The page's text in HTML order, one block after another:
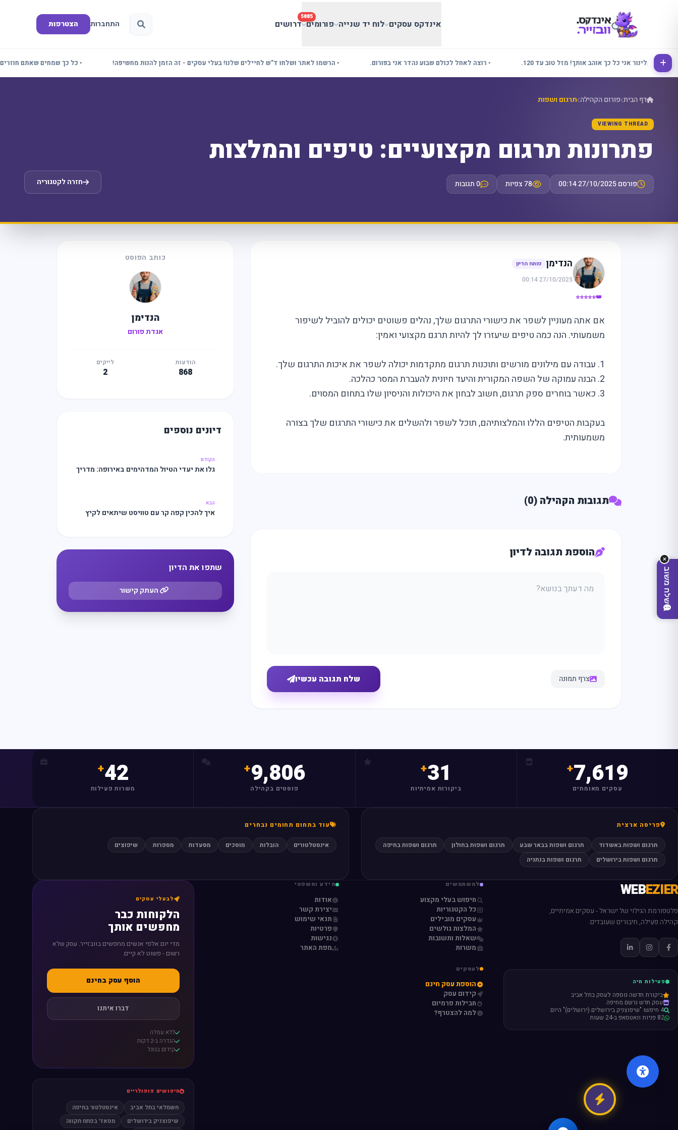
אינדקס עסקים לוח יד שנייה פורומים
5885
דרושים התחברות הצטרפות
• אלינור אני כל כך אוהב אותך! מזל טוב עד 120. • רוצה לאחל לכולם שבוע נהדר אני בפורום. • הרשמו לאתר ושלחו ד"ש לחיילים שלנו! בעלי עסקים - זה הזמן להנות מחשיפה! • כל כך שמחים שאתם חוזרים!
מהמחפשים
דף הבית פורום הקהילה תרגום ושפות
VIEWING THREAD
פתרונות תרגום מקצועיים: טיפים והמלצות
פורסם 27/10/2025 00:14 78 צפיות 0 תגובות חזרה לקטגוריה
👑⭐⭐⭐⭐⭐
הנדימן פותח הדיון
27/10/2025 00:14
אם אתה מעוניין לשפר את כישורי התרגום שלך, נהלים פשוטים יכולים להוביל לשיפור
משמעותי. הנה כמה טיפים שיעזרו לך להיות תרגם מקצועי ואמין:
1. עבודה עם מילונים מורשים ותוכנות תרגום מתקדמות יכולה לשפר את איכות התרגום שלך.
2. הבנה עמוקה של השפה המקורית והיעד חיונית להעברת המסר כהלכה.
3. כאשר בוחרים ספק תרגום, חשוב לבחון את היכולות והניסיון שלו בתחום המסוים.
בעקבות הטיפים הללו והמלצותיהם, תוכל לשפר ולהשלים את כישורי התרגום שלך בצורה
משמעותית.
תגובות הקהילה (0)
הוספת תגובה לדיון
צרף תמונה שלח תגובה עכשיו
כותב הפוסט
הנדימן
אגדת פורום
הודעות
868
לייקים
2
דיונים נוספים
הקודם
גלו את יעדי הטיול המדהימים באירופה: מדריך
הבא
איך להכין קפה קר עם טוויסט שיתאים לקיץ
שתפו את הדיון
העתק קישור
✕
שלח משוב
7,619
עסקים מאומתים 31
ביקורות אמיתיות 9,806
פוסטים בקהילה 42
משרות פעילות
פריסה ארצית
תרגום ושפות באשדוד תרגום ושפות בבאר שבע תרגום ושפות בחולון
תרגום ושפות בחיפה
תרגום ושפות בירושלים
תרגום ושפות בנתניה
עוד בתחום תחומים נבחרים
אינסטלטורים הובלות מוסכים מסעדות מספרות שיפוצים
WEBEZIER
פלטפורמת הגילוי של ישראל - עסקים אמיתיים,
קהילה פעילה, חיבורים שעובדים.
פעילות חיה
ביקורת חדשה נוספה לעסק בתל אביב
עסק חדש נרשם מחיפה
4 חיפשו "שיפוצניק בירושלים (ירושלים)" היום
82 פניות וואטסאפ ב-24 שעות
למשתמשים
חיפוש בעלי מקצוע
כל הקטגוריות
עסקים מובילים
המלצות גולשים
שאלות ותשובות
משרות
לעסקים
הוספת עסק חינם
קידום עסק
חבילות פרמיום
למה להצטרף?
מידע ומשפטי
אודות
יצירת קשר
תנאי שימוש
פרטיות
נגישות
מפת האתר
לבעלי עסקים
הלקוחות כבר
מחפשים אותך
מדי יום אלפי אנשים מחפשים בוובזייר. עסק שלא
רשום - פשוט לא קיים.
הוסף עסק בחינם
דברו איתנו
ללא עמלה
הגדרה ב-2 דקות
קידום בגוגל
חיפושים פופולריים
חשמלאי בתל אביב
אינסטלטור בחיפה
שיפוצניק בירושלים
מסאז׳ בפתח תקווה